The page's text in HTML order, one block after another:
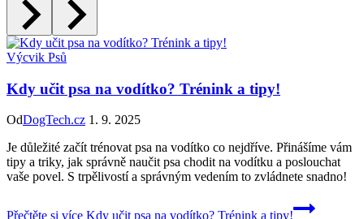
Výcvik Psů
Kdy učit psa na vodítko? Trénink a tipy!
OdDogTech.cz 1. 9. 2025
Je důležité začít trénovat psa na vodítko co nejdříve. Přinášíme vám
tipy a triky, jak správně naučit psa chodit na vodítku a poslouchat
vaše povel. S trpělivostí a správným vedením to zvládnete snadno!
Přečtěte si více Kdy učit psa na vodítko? Trénink a tipy!